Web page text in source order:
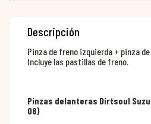
Descripción
Pinza de freno izquierda + pinza
Incluye las pastillas de freno.
Pinzas delanteras Dirtsoul
08)